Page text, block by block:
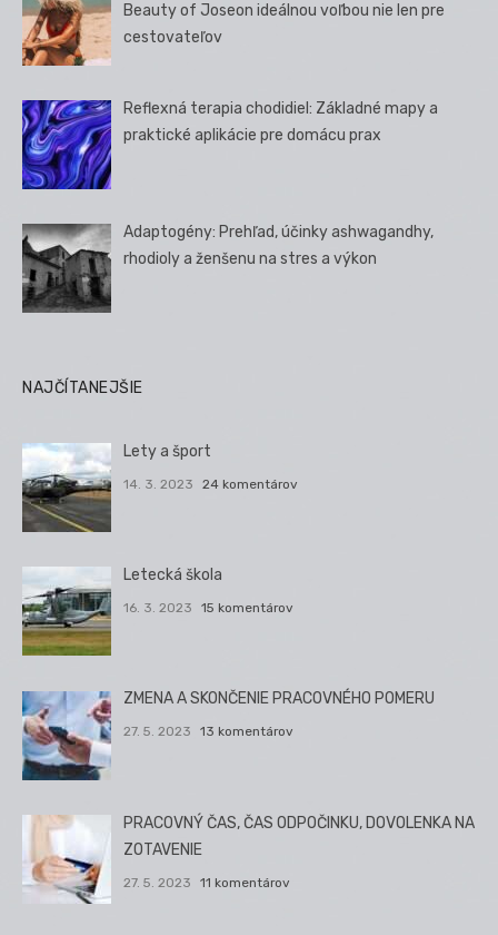
Beauty of Joseon ideálnou voľbou nie len pre
cestovateľov
Reflexná terapia chodidiel: Základné mapy a
praktické aplikácie pre domácu prax
Adaptogény: Prehľad, účinky ashwagandhy,
rhodioly a ženšenu na stres a výkon
NAJČÍTANEJŠIE
Lety a šport
14. 3. 2023 24 komentárov
Letecká škola
16. 3. 2023 15 komentárov
ZMENA A SKONČENIE PRACOVNÉHO POMERU
27. 5. 2023 13 komentárov
PRACOVNÝ ČAS, ČAS ODPOČINKU, DOVOLENKA NA
ZOTAVENIE
27. 5. 2023 11 komentárov